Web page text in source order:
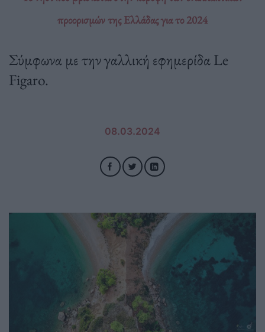
προορισμών της Ελλάδας για το 2024
Σύμφωνα με την γαλλική εφημερίδα Le
Figaro.
08.03.2024